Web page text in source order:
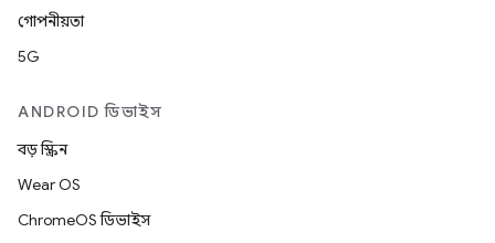
গোপনীয়তা
5G
ANDROID ডিভাইস
বড় স্ক্রিন
Wear OS
ChromeOS ডিভাইস